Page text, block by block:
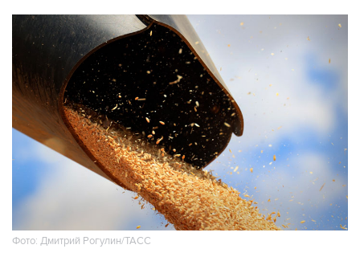
Фото: Дмитрий Рогулин/ТАСС